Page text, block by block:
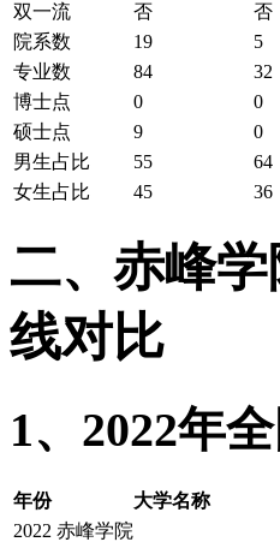
双一流 否
否
院系数
19
5
专业数
84
32
博士点
0
0
硕士点
9
0
男生占比
55
64
女生占比
45 36
二、赤峰
线对比
1、2022年
年份 大学名称
2022 赤峰学院